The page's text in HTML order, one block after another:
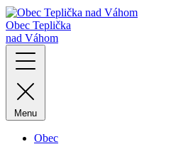
Obec Teplička
nad Váhom
Menu
Obec